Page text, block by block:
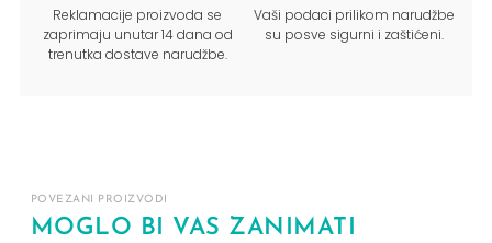
Reklamacije proizvoda se
zaprimaju unutar 14 dana od
trenutka dostave narudžbe.
Vaši podaci prilikom narudžbe
su posve sigurni i zaštićeni.
POVEZANI PROIZVODI
MOGLO BI VAS ZANIMATI